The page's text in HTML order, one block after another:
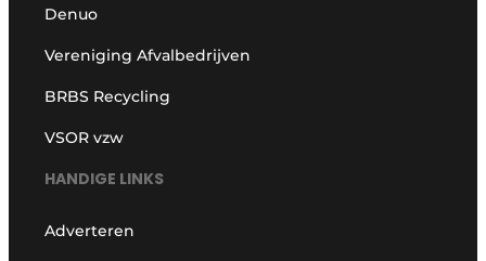
Denuo
Vereniging Afvalbedrijven
BRBS Recycling
VSOR vzw
HANDIGE LINKS
Adverteren